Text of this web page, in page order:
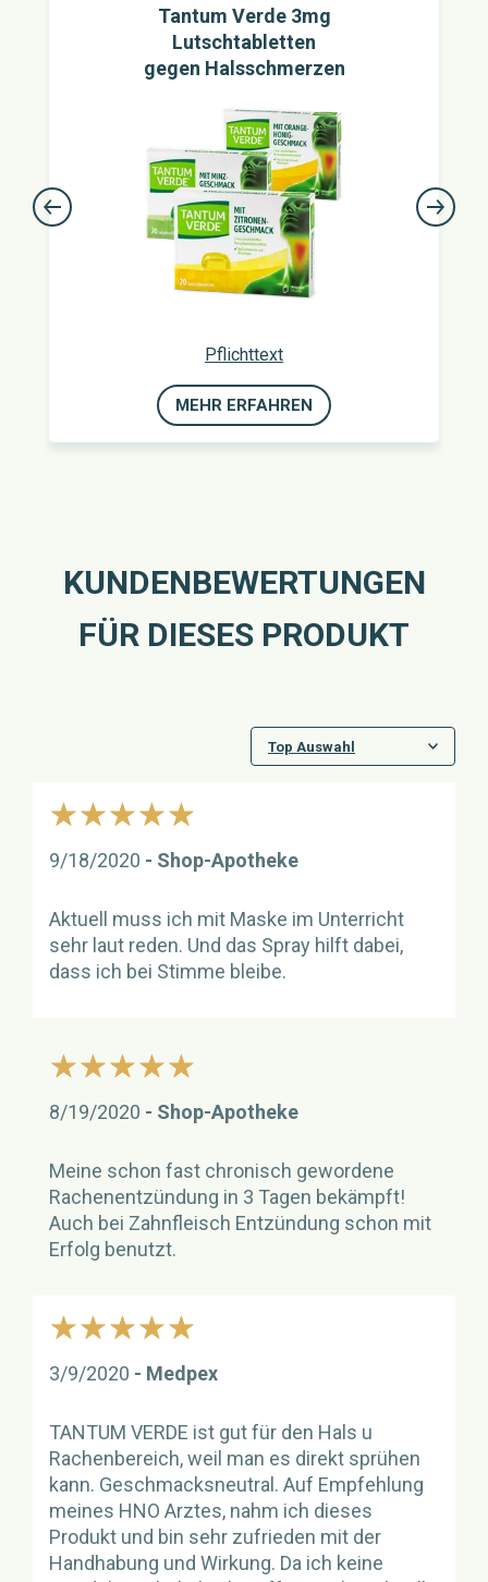
Tantum Verde 3mg
Lutschtabletten
gegen Halsschmerzen
Pflichttext
MEHR ERFAHREN
KUNDENBEWERTUNGEN
FÜR DIESES PRODUKT
5/5
9/18/2020
Nutzerbewertung
Shop-Apotheke
Aktuell muss ich mit Maske im Unterricht
sehr laut reden. Und das Spray hilft dabei,
dass ich bei Stimme bleibe.
5/5
8/19/2020
Nutzerbewertung
Shop-Apotheke
Meine schon fast chronisch gewordene
Rachenentzündung in 3 Tagen bekämpft!
Auch bei Zahnfleisch Entzündung schon mit
Erfolg benutzt.
5/5
3/9/2020
Nutzerbewertung
Medpex
TANTUM VERDE ist gut für den Hals u
Rachenbereich, weil man es direkt sprühen
kann. Geschmacksneutral. Auf Empfehlung
meines HNO Arztes, nahm ich dieses
Produkt und bin sehr zufrieden mit der
Handhabung und Wirkung. Da ich keine